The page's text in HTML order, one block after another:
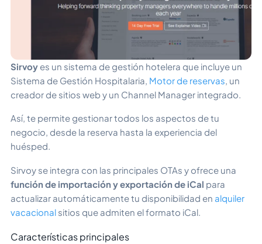
Sirvoy es un sistema de gestión hotelera que incluye un
Sistema de Gestión Hospitalaria, Motor de reservas , un
creador de sitios web y un Channel Manager integrado.
Así, te permite gestionar todos los aspectos de tu
negocio, desde la reserva hasta la experiencia del
huésped.
Sirvoy se integra con las principales OTAs y ofrece una
función de importación y exportación de iCal para
actualizar automáticamente tu disponibilidad en alquiler
vacacional sitios que admiten el formato iCal.
Características principales